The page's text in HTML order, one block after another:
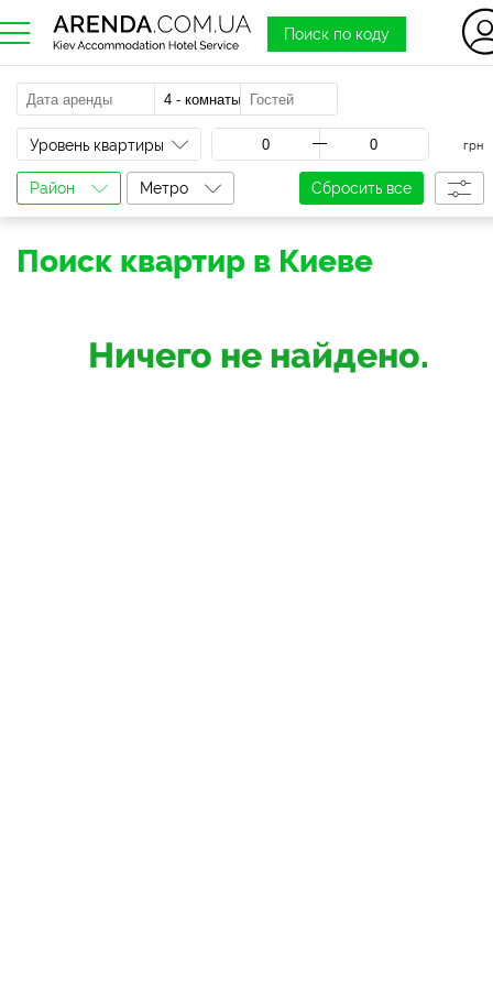
Поиск по коду
Уровень квартиры грн
Район Метро Сбросить все
Поиск квартир в Киеве
Ничего не найдено.